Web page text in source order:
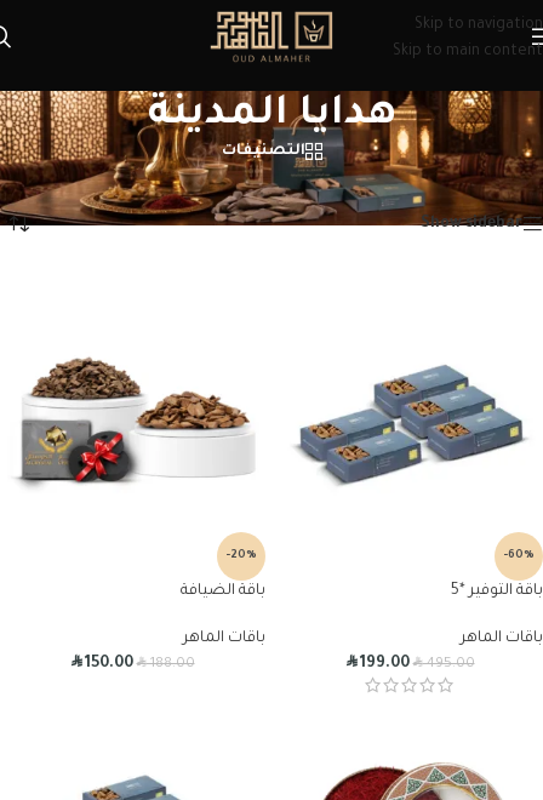
Skip to navigation
Skip to main content
هدايا المدينة
التصنيفات
الرئيسية/منتجات تحت الوسم “هدايا المدينة” عرض ⁦5⁩ من كل النتائج
Show sidebar
-60%
باقة التوفير *5
باقات الماهر
R495.00
R199.00
-20%
باقة الضيافة
باقات الماهر
R188.00
R150.00